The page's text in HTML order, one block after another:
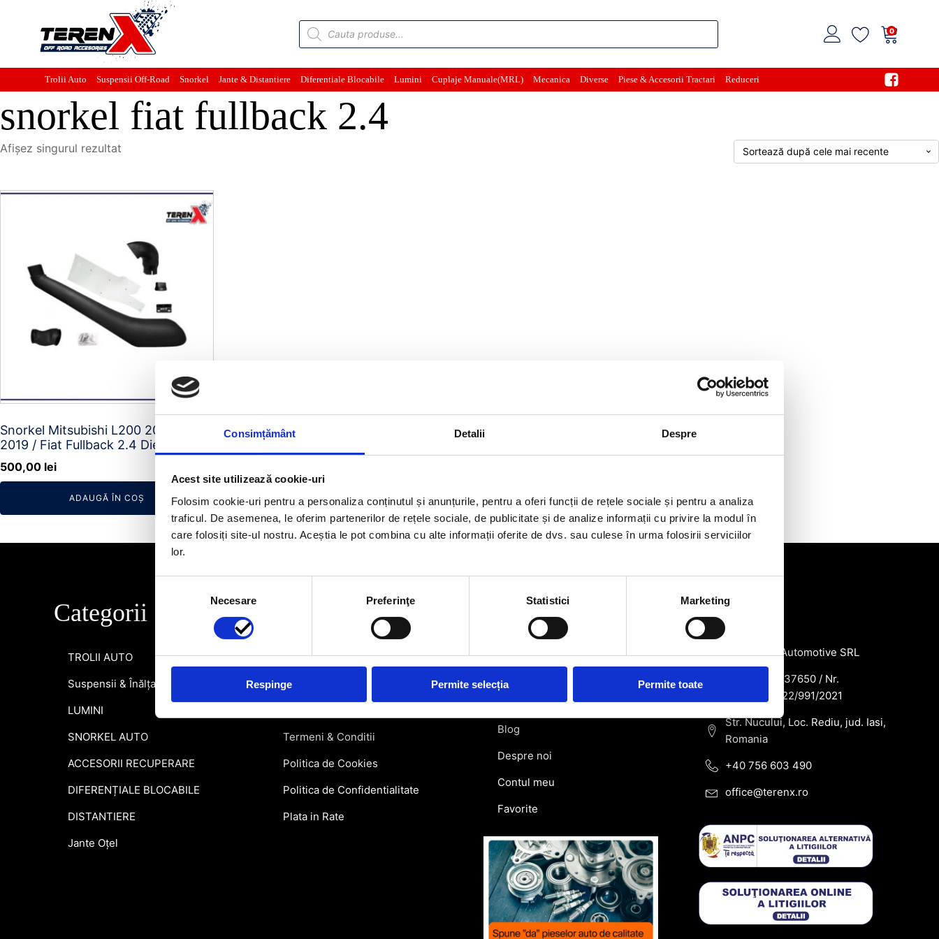
Consimțământ Detalii Despre
Acest site utilizează cookie-uri
Folosim cookie-uri pentru a personaliza conținutul și anunțurile, pentru a oferi funcții de rețele sociale și pentru a analiza
traficul. De asemenea, le oferim partenerilor de rețele sociale, de publicitate și de analize informații cu privire la modul în
care folosiți site-ul nostru. Aceștia le pot combina cu alte informații oferite de dvs. sau culese în urma folosirii serviciilor
lor.
consimțământului
Necesare Preferinţe Statistici Marketing
Respinge Permite selecția Permite toate
Products
search
0
Trolii Auto Suspensii Off-Road Snorkel Jante & Distantiere Diferentiale Blocabile Lumini Cuplaje Manuale(MRL) Mecanica Diverse Piese & Accesorii Tractari Reduceri
snorkel fiat fullback 2.4
Afișez singurul rezultat
Snorkel Mitsubishi L200 2015 -
2019 / Fiat Fullback 2.4 Diesel
500,00 lei
ADAUGĂ ÎN COȘ
Categorii
TROLII AUTO
Suspensii & Înălțare
LUMINI
SNORKEL AUTO
ACCESORII RECUPERARE
DIFERENȚIALE BLOCABILE
DISTANTIERE
Jante Oțel
Informatii utile
Informatii Livrare
Garantie si Retur
Termeni & Conditii
Politica de Cookies
Politica de Confidentialitate
Plata in Rate
Link-uri rapide
Retragere din contract
Contact
Blog
Despre noi
Contul meu
Favorite
Contact
SC Terenx Automotive SRL
CUI: RO43937650 / Nr.
Reg.Com: J22/991/2021
Str. Nucului, Loc. Rediu, jud. Iasi,
Romania
+40 756 603 490
office@terenx.ro